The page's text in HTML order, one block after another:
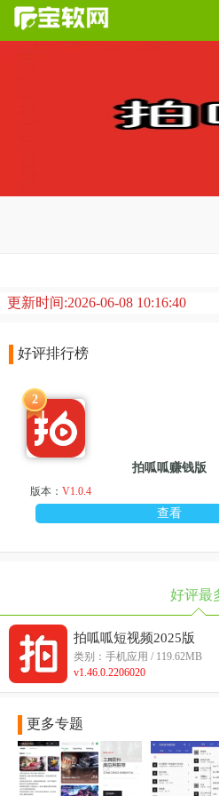
拍呱呱短视频全版本推荐，短视
更新时间:2026-06-08 10:16:40
好评排行榜
拍呱呱赚钱版
版本： V1.0.4
查看
2
好评最
拍呱呱短视频2025版
类别：手机应用 / 119.62MB
v1.46.0.2206020
更多专题